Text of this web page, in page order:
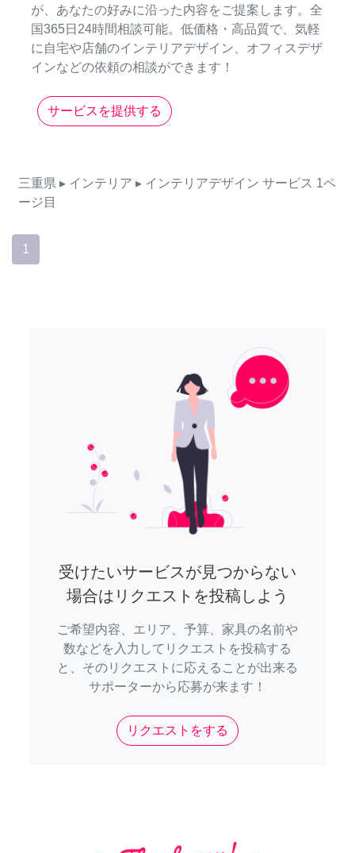
が、あなたの好みに沿った内容をご提案します。全
国365日24時間相談可能。低価格・高品質で、気軽
に自宅や店舗のインテリアデザイン、オフィスデザ
インなどの依頼の相談ができます！
サービスを提供する
三重県 ▸ インテリア ▸ インテリアデザイン サービス 1ペ
ージ目
1
受けたいサービスが見つからない
場合はリクエストを投稿しよう
ご希望内容、エリア、予算、家具の名前や
数などを入力してリクエストを投稿する
と、そのリクエストに応えることが出来る
サポーターから応募が来ます！
リクエストをする